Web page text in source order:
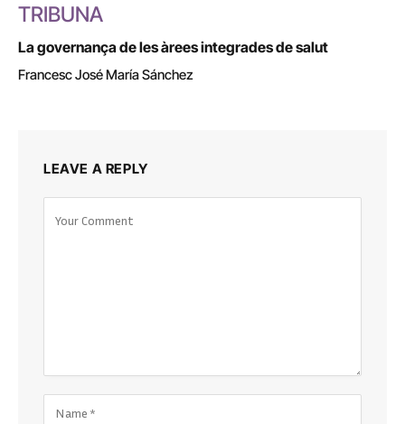
TRIBUNA
La governança de les àrees integrades de salut
Francesc José María Sánchez
LEAVE A REPLY